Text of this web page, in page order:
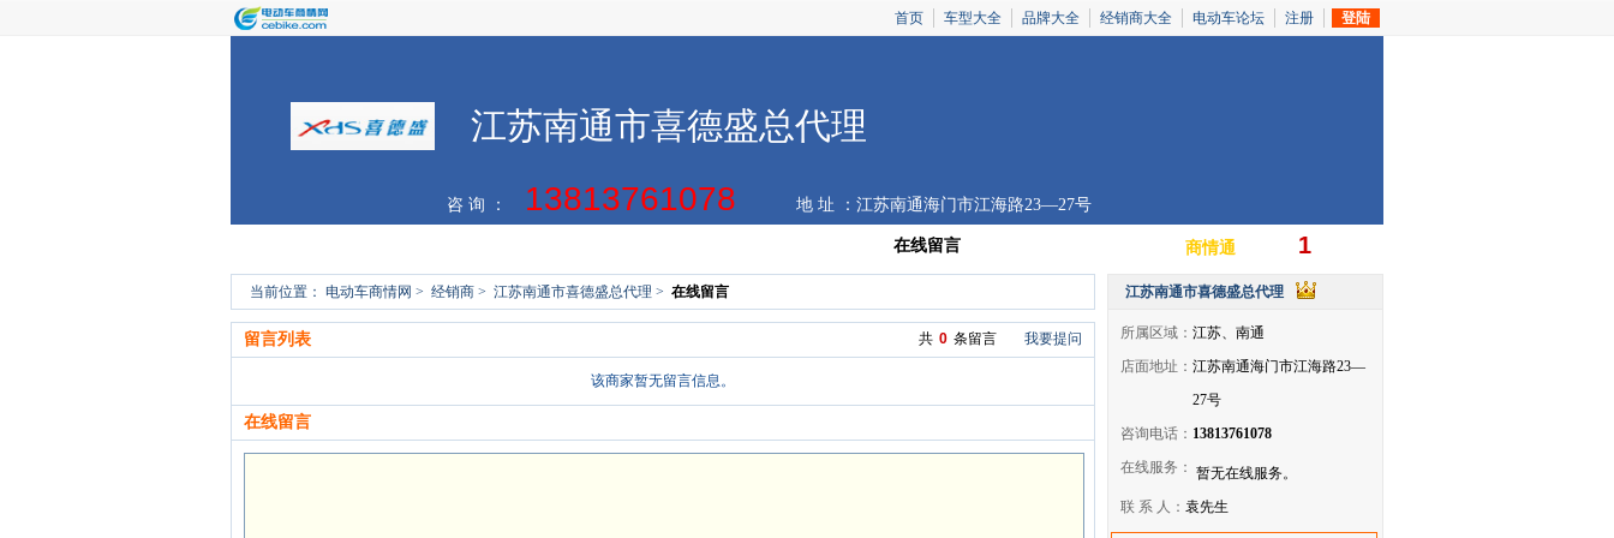
首页 车型大全 品牌大全 经销商大全 电动车论坛 注册 登陆
江苏南通市喜德盛总代理
咨 询 ： 13813761078 地 址 ：江苏南通海门市江海路23—27号
在线留言 商情通 1
当前位置： 电动车商情网 > 经销商 > 江苏南通市喜德盛总代理 > 在线留言
留言列表 共 0 条留言 我要提问
该商家暂无留言信息。
在线留言
江苏南通市喜德盛总代理
所属区域： 江苏、南通
店面地址： 江苏南通海门市江海路23—
27号
咨询电话： 13813761078
在线服务： 暂无在线服务。
联 系 人： 袁先生